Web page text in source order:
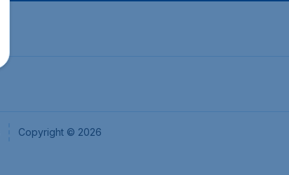
Copyright © 2026